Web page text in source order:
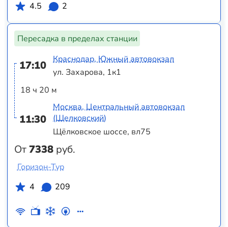
4.5
2
Пересадка в пределах станции
17:10
18 ч 20 м
11:30
От7338 руб.
Краснодар, Южный автовокзал
ул. Захарова, 1к1
Москва, Центральный автовокзал
(Щелковский)
Щёлковское шоссе, вл75
Горизон-Тур
4
209